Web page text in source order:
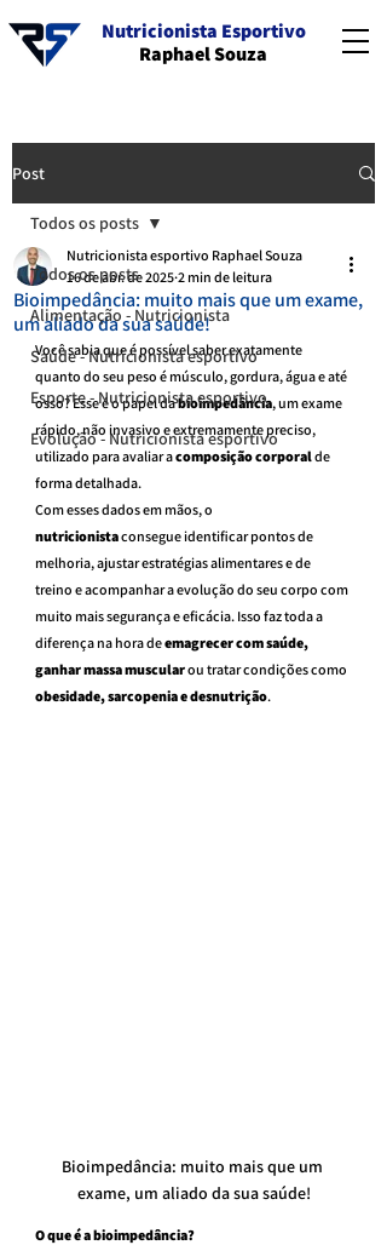
Nutricionista Esportivo
Raphael Souza
Post
Todos os posts
Alimentação - Nutricionista
Saúde - Nutricionista esportivo
Esporte - Nutricionista esportivo
Evolução - Nutricionista esportivo
Todos os posts
Bioimpedância: muito mais que um exame,
um aliado da sua saúde!
Nutricionista esportivo Raphael Souza
16 de abr. de 2025 2 min de leitura
Você sabia que é possível saber exatamente
quanto do seu peso é músculo, gordura, água e até
osso? Esse é o papel da bioimpedância, um exame
rápido, não invasivo e extremamente preciso,
utilizado para avaliar a composição corporal de
forma detalhada.
Com esses dados em mãos, o
nutricionista consegue identificar pontos de
melhoria, ajustar estratégias alimentares e de
treino e acompanhar a evolução do seu corpo com
muito mais segurança e eficácia. Isso faz toda a
diferença na hora de emagrecer com saúde,
ganhar massa muscular ou tratar condições como
obesidade, sarcopenia e desnutrição.
Bioimpedância: muito mais que um
exame, um aliado da sua saúde!
O que é a bioimpedância?